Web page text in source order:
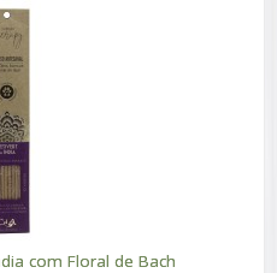
com Floral de Bach